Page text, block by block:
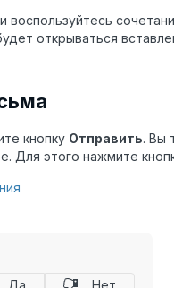
воспользуйтесь
открываться
кнопку Отправить. Вы
Для этого нажмите